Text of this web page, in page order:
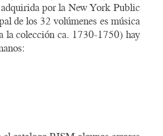
adquirida por la New York Public
de los 32 volúmenes es música
la colección ca. 1730-1750) hay